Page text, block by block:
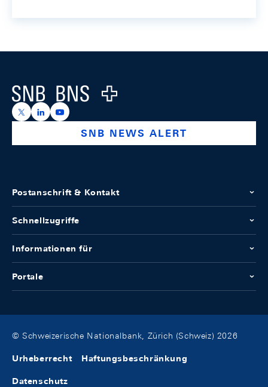
Logo
https://x.com/snb_bns
https://ch.linkedin.com/company/swiss-national-
https://www.youtube.com/@swissnationalbank
SNB NEWS ALERT
Postanschrift & Kontakt
Schnellzugriffe
Informationen für
Portale
© Schweizerische Nationalbank, Zürich (Schweiz) 2026
Urheberrecht Haftungsbeschränkung
Datenschutz